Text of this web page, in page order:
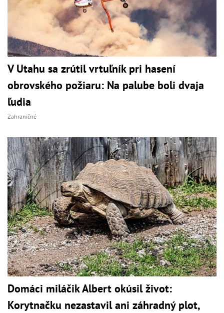
V Utahu sa zrútil vrtuľník pri hasení
obrovského požiaru: Na palube boli dvaja
ľudia
Zahraničné
Domáci miláčik Albert okúsil život:
Korytnačku nezastavil ani záhradný plot,